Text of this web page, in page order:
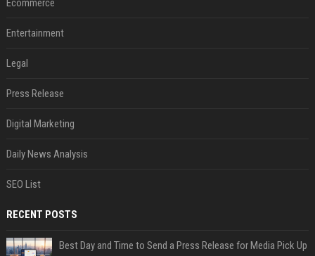
Ecommerce
Entertainment
Legal
Press Release
Digital Marketing
Daily News Analysis
SEO List
RECENT POSTS
Best Day and Time to Send a Press Release for Media Pick Up